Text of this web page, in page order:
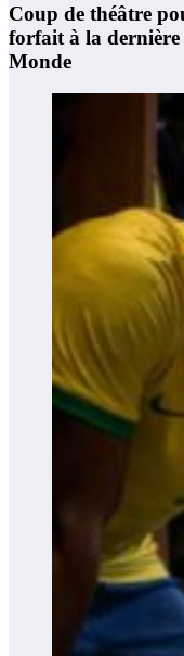
Coup de théâtre
forfait à la
Monde